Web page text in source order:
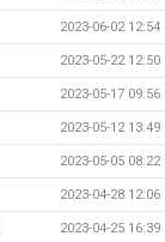
2023-06-02 12:54
2023-05-22 12:50
2023-05-17 09:56
2023-05-12 13:49
2023-05-05 08:22
2023-04-28 12:06
2023-04-25 16:39